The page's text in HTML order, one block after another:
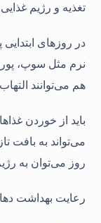
تغذیه و رژیم
در روزهای
نرم مثل سوپ،
هم می‌توانند
باید از خوردن
می‌تواند به بافت
روز می‌توان به
رعایت بهداشت